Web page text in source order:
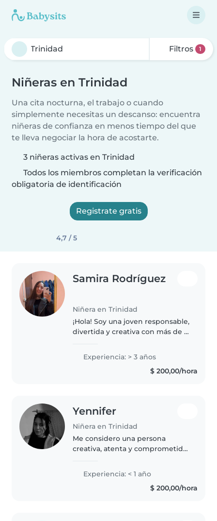
Filtros 1
Niñeras en Trinidad
Una cita nocturna, el trabajo o cuando
simplemente necesitas un descanso: encuentra
niñeras de confianza en menos tiempo del que
te lleva negociar la hora de acostarte.
3 niñeras activas en Trinidad
Todos los miembros completan la verificación
obligatoria de identificación
Registrate gratis
4,7 / 5
Samira Rodríguez
Niñera en Trinidad
¡Hola! Soy una joven responsable,
divertida y creativa con más de 2
niños pequeños y niños en edad
preescolar,en ocasiones a bebé
de 2 meses .Me encanta..
Experiencia: > 3 años
$ 200,00/hora
Yennifer
Niñera en Trinidad
Me considero una persona
creativa, atenta y comprometida,
estimulen el desarrollo y la
diversión de los pequeños.
Experiencia: < 1 año
$ 200,00/hora